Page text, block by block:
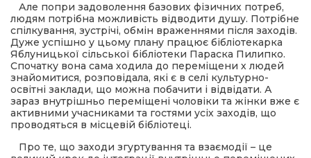
Але попри задоволення базових фізичних потреб,
людям потрібна можливість відводити душу. Потрібне
спілкування, зустрічі, обмін враженнями після заходів.
Дуже успішно у цьому плану працює бібліотекарка
Яблуницької сільської бібліотеки Параска Пилипко.
Спочатку вона сама ходила до переміщени х людей
знайомитися, розповідала, які є в селі культурно-
освітні заклади, що можна побачити і відвідати. А
зараз внутрішньо переміщені чоловіки та жінки вже є
активними учасниками та гостями усіх заходів, що
проводяться в місцевій бібліотеці.
Про те, що заходи згуртування та взаємодії – це